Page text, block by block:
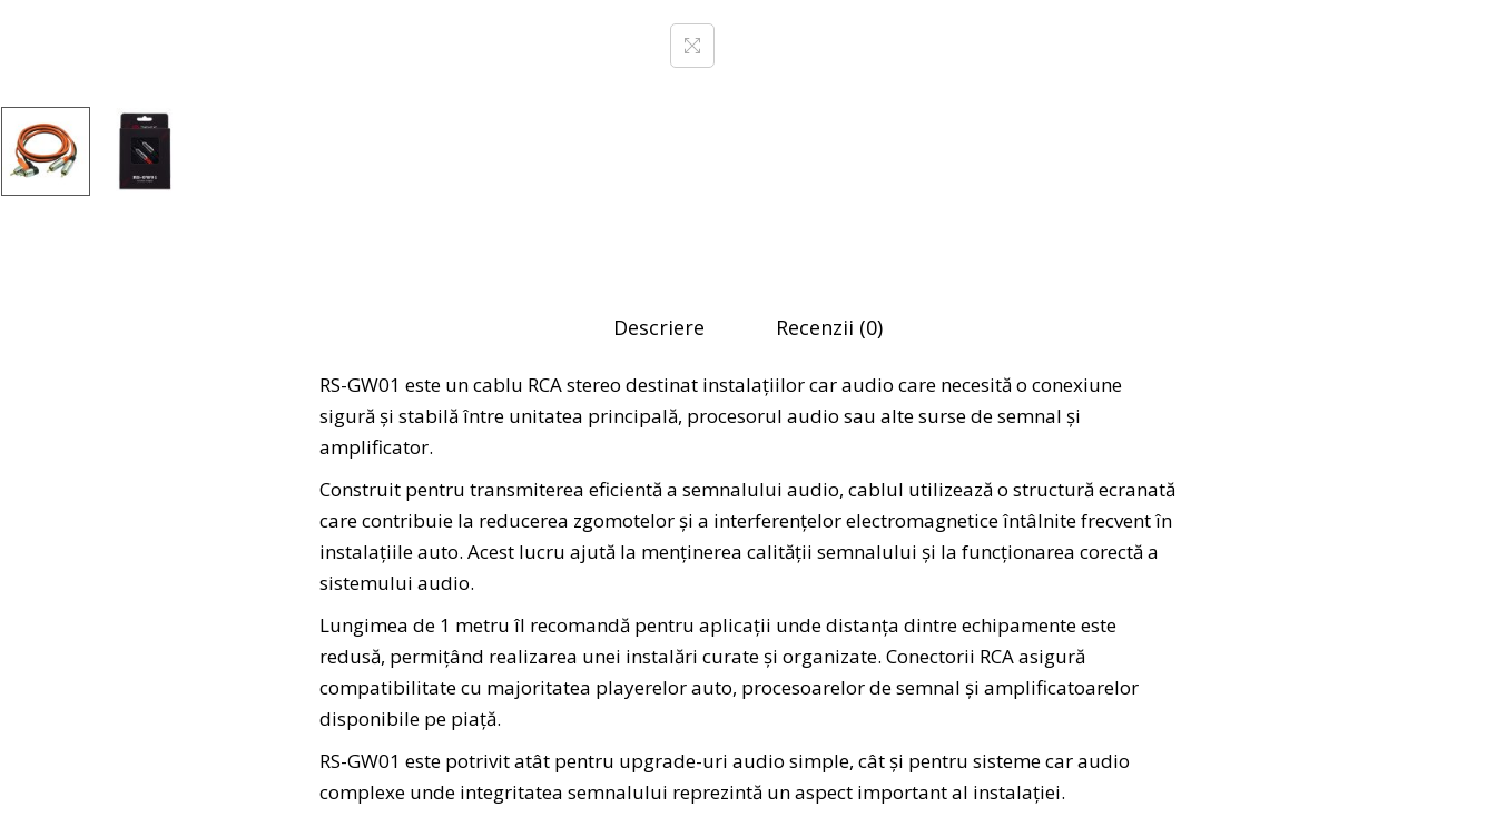
Descriere Recenzii (0)
RS-GW01 este un cablu RCA stereo destinat instalațiilor car audio care necesită o conexiune
sigură și stabilă între unitatea principală, procesorul audio sau alte surse de semnal și
amplificator.
Construit pentru transmiterea eficientă a semnalului audio, cablul utilizează o structură ecranată
care contribuie la reducerea zgomotelor și a interferențelor electromagnetice întâlnite frecvent în
instalațiile auto. Acest lucru ajută la menținerea calității semnalului și la funcționarea corectă a
sistemului audio.
Lungimea de 1 metru îl recomandă pentru aplicații unde distanța dintre echipamente este
redusă, permițând realizarea unei instalări curate și organizate. Conectorii RCA asigură
compatibilitate cu majoritatea playerelor auto, procesoarelor de semnal și amplificatoarelor
disponibile pe piață.
RS-GW01 este potrivit atât pentru upgrade-uri audio simple, cât și pentru sisteme car audio
complexe unde integritatea semnalului reprezintă un aspect important al instalației.